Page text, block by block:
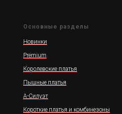
Основные разделы
Новинки
Premium
Королевские платья
Пышные платья
А-Силуэт
Короткие платья и комбинезоны